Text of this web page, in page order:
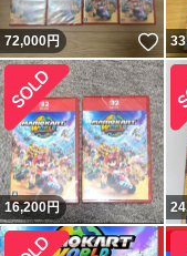
72,000円 い
16,200円